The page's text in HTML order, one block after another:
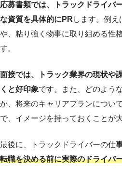
応募書類では、トラックドライバ
な資質を具体的にPR します。例え
や、粘り強く物事に取り組める性
す。
面接では、トラック業界の現状や
くと好印象です。また、どのよう
か、将来のキャリアプランについ
で、イメージを持っておくことが
最後に、トラックドライバーの仕
転職を決める前に実際のドライバ